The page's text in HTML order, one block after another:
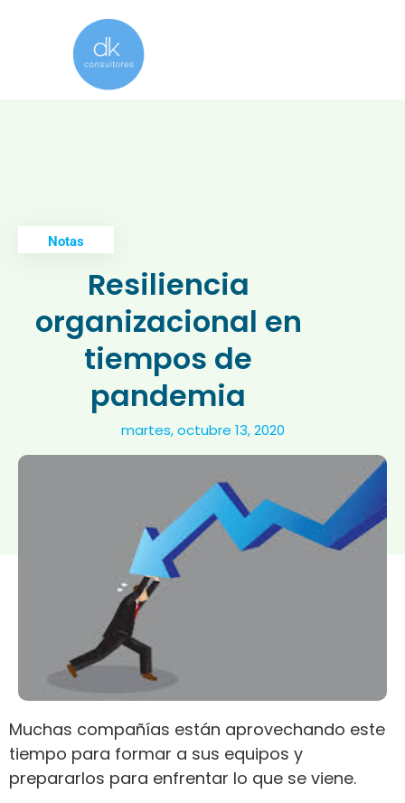
Notas
Resiliencia
organizacional en
tiempos de
pandemia
martes, octubre 13, 2020
Muchas compañías están aprovechando este
tiempo para formar a sus equipos y
prepararlos para enfrentar lo que se viene.